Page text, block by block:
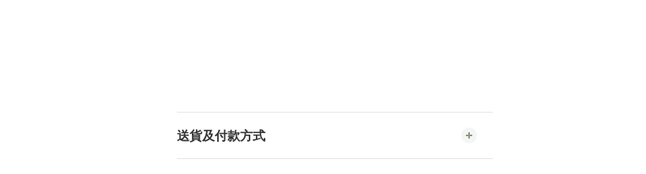
送貨及付款方式